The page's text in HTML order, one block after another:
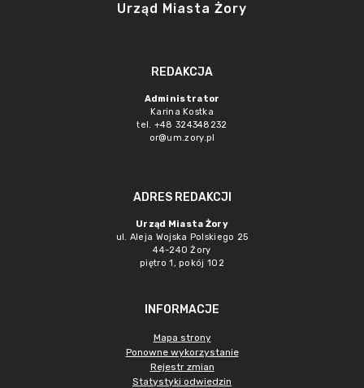
Urząd Miasta Żory
REDAKCJA
Administrator
Karina Kostka
tel. +48 324348232
or@um.zory.pl
ADRES REDAKCJI
Urząd Miasta Żory
ul. Aleja Wojska Polskiego 25
44-240 Żory
piętro 1, pokój 102
INFORMACJE
Mapa strony
Ponowne wykorzystanie
Rejestr zmian
Statystyki odwiedzin